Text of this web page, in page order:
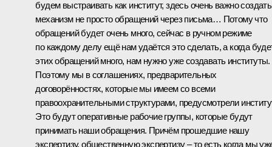
будем выстраивать как институт, здесь очень важно создать
механизм не просто обращений через письма… Потому что
обращений будет очень много, сейчас в ручном режиме
по каждому делу ещё нам удаётся это сделать, а когда
этих обращений много, нам нужно уже создавать институты.
Поэтому мы в соглашениях, предварительных
договорённостях, которые мы имеем со всеми
правоохранительными структурами, предусмотрели
Это будут оперативные рабочие группы, которые будут
принимать наши обращения. Причём прошедшие нашу
экспертизу, общественную экспертизу – то есть когда мы